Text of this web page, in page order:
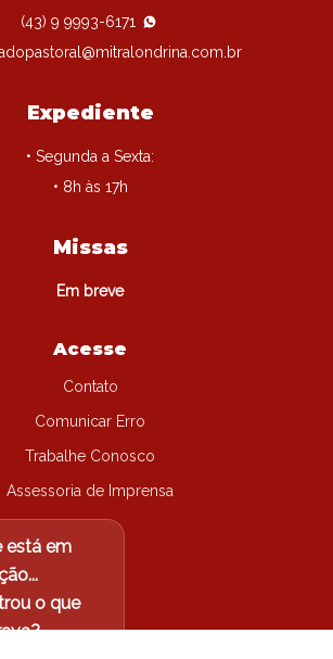
(43) 9 9993-6171
Expediente
• Segunda a Sexta:
• 8h às 17h
Missas
Em breve
Acesse
Contato
Comunicar Erro
Trabalhe Conosco
Assessoria de Imprensa
está em
o que